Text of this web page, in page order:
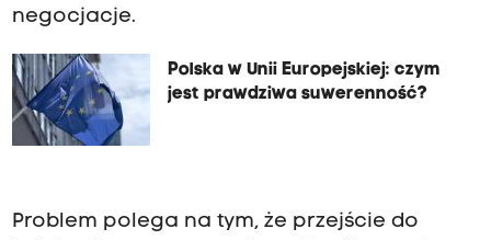
negocjacje.
Polska w Unii Europejskiej: czym
jest prawdziwa suwerenność?
Problem polega na tym, że przejście do